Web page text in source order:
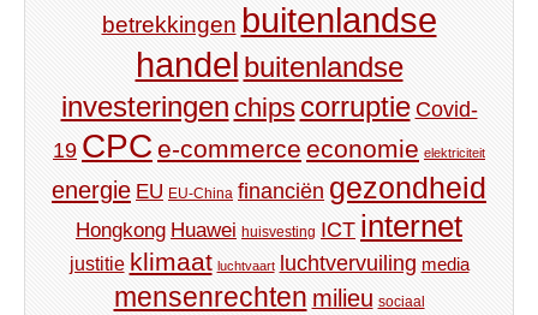
betrekkingen buitenlandse
handel buitenlandse
investeringen chips corruptie Covid-
19 CPC e-commerce economie elektriciteit
energie EU EU-China financiën gezondheid
Hongkong Huawei huisvesting ICT internet
justitie klimaat luchtvaart luchtvervuiling media
mensenrechten milieu sociaal